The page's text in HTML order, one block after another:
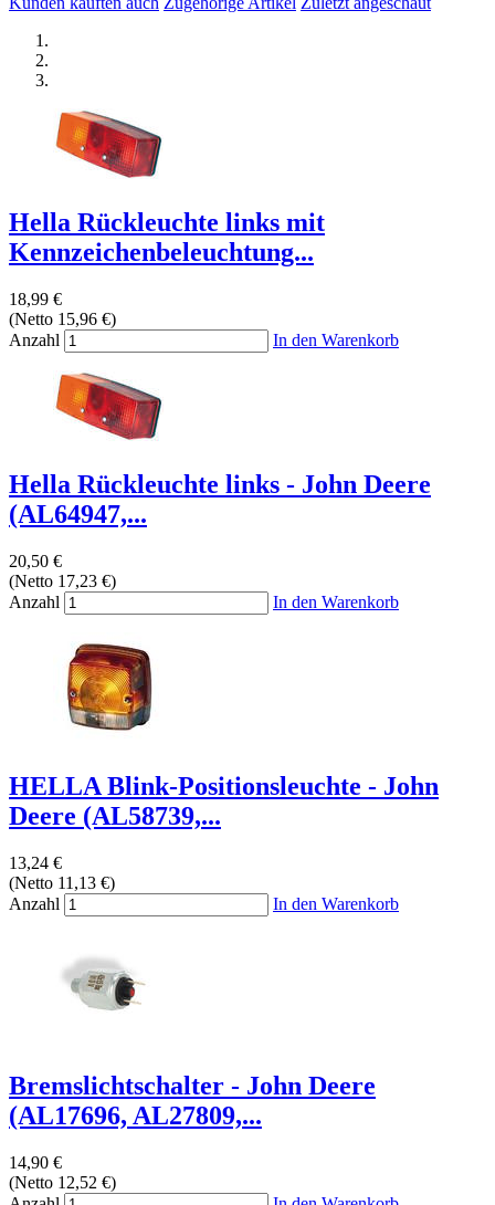
Hella Rückleuchte links mit
Kennzeichenbeleuchtung...
18,99 €
(Netto 15,96 €)
Anzahl
In den Warenkorb
Hella Rückleuchte links - John Deere
(AL64947,...
20,50 €
(Netto 17,23 €)
Anzahl
In den Warenkorb
HELLA Blink-Positionsleuchte - John
Deere (AL58739,...
13,24 €
(Netto 11,13 €)
Anzahl
In den Warenkorb
Bremslichtschalter - John Deere
(AL17696, AL27809,...
14,90 €
(Netto 12,52 €)